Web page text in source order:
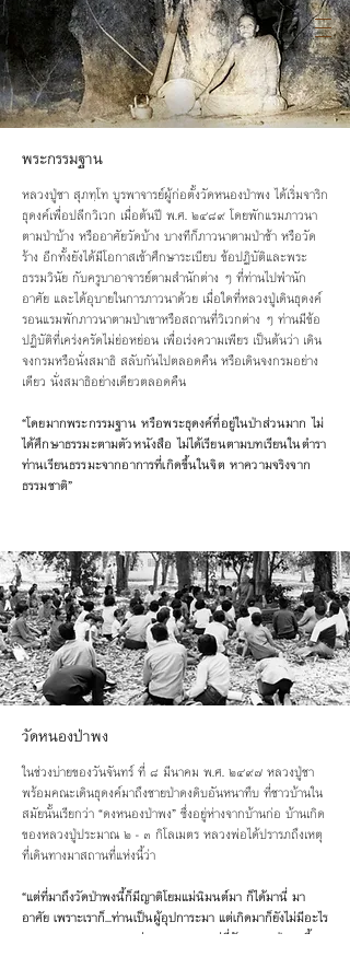
พระกรรมฐาน
หลวงปู่ชา สุภทฺโท บูรพาจารย์ผู้ก่อตั้งวัดหนองป่าพง ได้เริ่มจาริก
ธุดงค์เพื่อปลีกวิเวก เมื่อต้นปี พ.ศ. ๒๔๘๙ โดยพักแรมภาวนา
ตามป่าบ้าง หรืออาศัยวัดบ้าง บางทีก็ภาวนาตามป่าช้า หรือวัด
ร้าง อีกทั้งยังได้มีโอกาสเข้าศึกษาระเบียบ ข้อปฏิบัติและพระ
ธรรมวินัย กับครูบาอาจารย์ตามสำนักต่าง ๆ ที่ท่านไปพำนัก
อาศัย และได้อุบายในการภาวนาด้วย เมื่อใดที่หลวงปู่เดินธุดงค์
รอนแรมพักภาวนาตามป่าเขาหรือสถานที่วิเวกต่าง ๆ ท่านมีข้อ
ปฏิบัติที่เคร่งครัดไม่ย่อหย่อน เพื่อเร่งความเพียร เป็นต้นว่า เดิน
จงกรมหรือนั่งสมาธิ สลับกันไปตลอดคืน หรือเดินจงกรมอย่าง
เดียว นั่งสมาธิอย่างเดียวตลอดคืน
“โดยมากพระกรรมฐาน หรือพระธุดงค์ที่อยู่ในป่าส่วนมาก ไม่
ได้ศึกษาธรรมะตามตัวหนังสือ ไม่ได้เรียนตามบทเรียนในตำรา
ท่านเรียนธรรมะจากอาการที่เกิดขึ้นในจิต หาความจริงจาก
ธรรมชาติ”
วัดหนองป่าพง
ในช่วงบ่ายของวันจันทร์ ที่ ๘ มีนาคม พ.ศ. ๒๔๙๗ หลวงปู่ชา
พร้อมคณะเดินธุดงค์มาถึงชายป่าดงดิบอันหนาทึบ ที่ชาวบ้านใน
สมัยนั้นเรียกว่า “ดงหนองป่าพง” ซึ่งอยู่ห่างจากบ้านก่อ บ้านเกิด
ของหลวงปู่ประมาณ ๒ - ๓ กิโลเมตร หลวงพ่อได้ปรารภถึงเหตุ
ที่เดินทางมาสถานที่แห่งนี้ว่า
“แต่ที่มาถึงวัดป่าพงนี้ก็มีญาติโยมแม่นิมนต์มา ก็ได้มานี่ มา
อาศัย เพราะเราก็...ท่านเป็นผู้อุปการะมา แต่เกิดมาก็ยังไม่มีอะไร
จะตอบแทนบุญคุณของท่าน เลยวกมาอยู่ที่วัดหนองป่าพงนี้